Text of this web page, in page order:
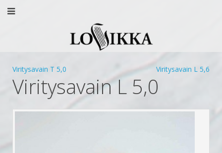
Viritysavain T 5,0 Viritysavain L 5,6
Viritysavain L 5,0